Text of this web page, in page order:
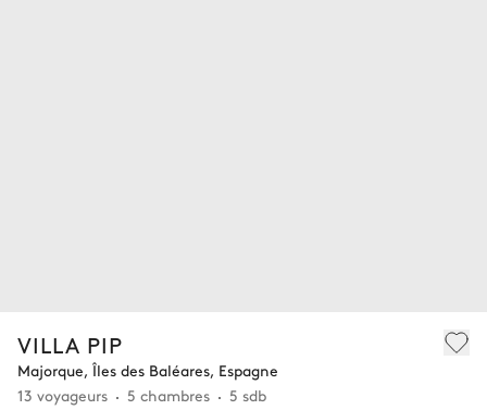
VILLA PIP
Majorque, Îles des Baléares, Espagne
13 voyageurs
5 chambres 5 sdb